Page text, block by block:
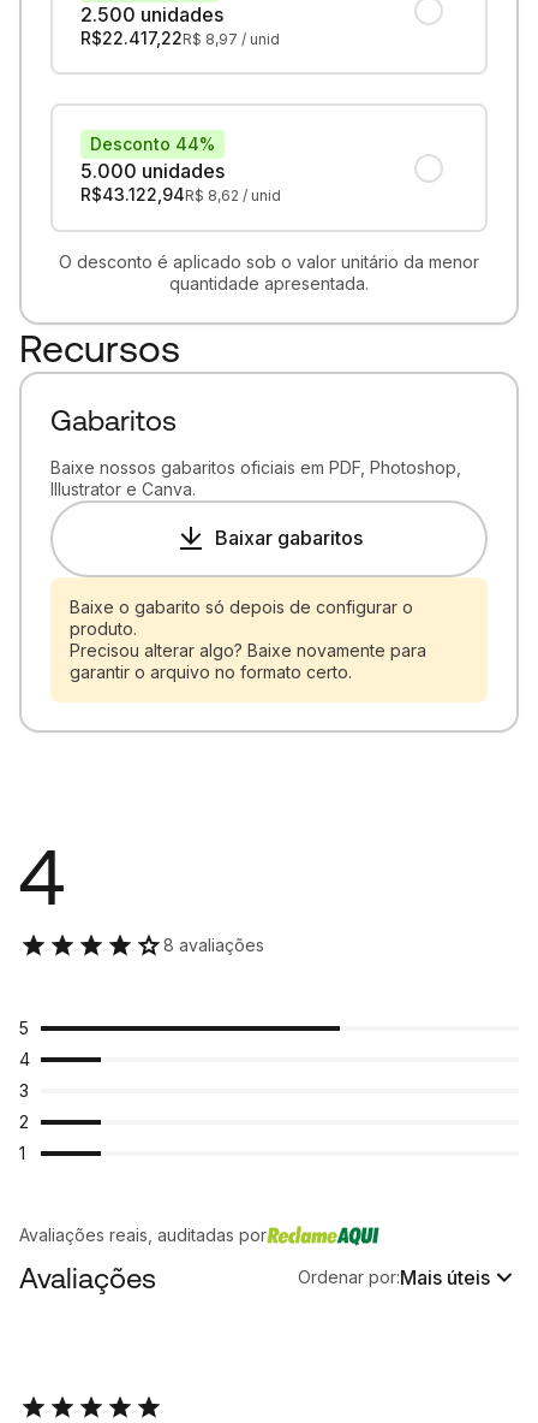
2.500 unidades
R$22.417,22R$ 8,97 / unid
5.000 unidades
Desconto 44%
R$43.122,94R$ 8,62 / unid
O desconto é aplicado sob o valor unitário da menor
quantidade apresentada.
Recursos
Gabaritos
Baixe nossos gabaritos oficiais em PDF, Photoshop,
Illustrator e Canva.
Baixar gabaritos
Baixe o gabarito só depois de configurar o
produto.
Precisou alterar algo? Baixe novamente para
garantir o arquivo no formato certo.
4
8 avaliações
5
4
3
2
1
Avaliações reais, auditadas por
Avaliações Ordenar por:Mais úteis